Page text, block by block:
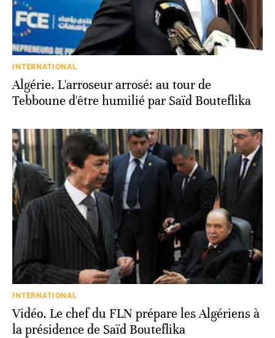
INTERNATIONAL
Algérie. L'arroseur arrosé: au tour de
Tebboune d'être humilié par Saïd Bouteflika
INTERNATIONAL
Vidéo. Le chef du FLN prépare les Algériens à
la présidence de Saïd Bouteflika